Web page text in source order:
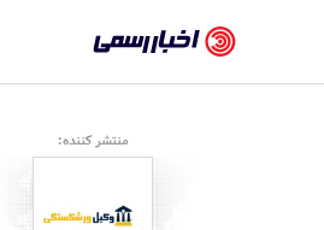
رسمی
-
اخبار
تایید
منتشر کننده: